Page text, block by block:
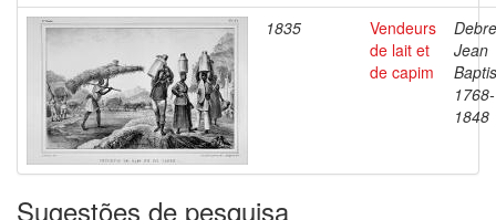
1835
Vendeurs
de lait et
de capim
Jean
1768-
1848
Sugestões de pesquisa